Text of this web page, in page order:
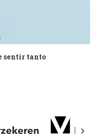
sentir tanto